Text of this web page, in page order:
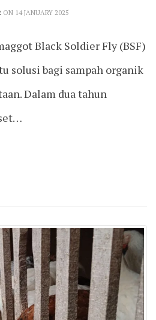
ON 14 JANUARY 2025
Black Soldier Fly (BSF)
solusi bagi sampah organik
Dalam dua tahun